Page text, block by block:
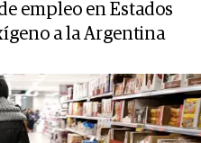
empleo en Estados
a la Argentina